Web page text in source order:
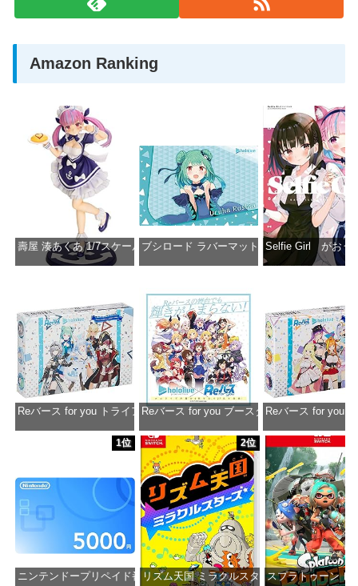
Amazon Ranking
壽屋 湊あくあ 1/7スケール PVC製 塗装済み完成品フィギュア PP942
ブシロード ラバーマットコレクション
Selfie Girl がおう
Reバース for you トライアルデッキ ホロライブプロダクション ver.ホロ
価格：¥1,650
Reバース for you ブースターパック ホロライ
価格：¥2,980
Reバース for you
価格：
1位
ニンテンドープリペイド番号 5000円|オンラインコード版
2位
リズム天国 ミラクルスターズ -Switch
スプラトゥーン レ